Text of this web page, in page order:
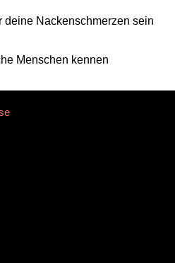
deine Nackenschmerzen sein
Menschen kennen